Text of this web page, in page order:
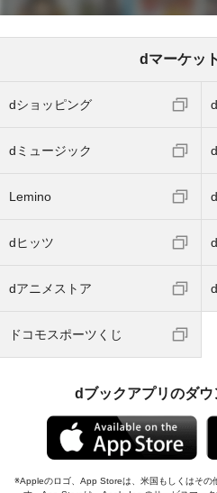
dマーケッ
dショッピング
dミュージック
Lemino
dヒッツ
dアニメストア
ドコモスポーツくじ
dブックアプリのダウ
Appleのロゴ、App Storeは、米国もしくはそ